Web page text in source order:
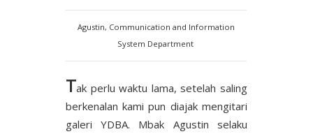
Agustin, Communication and Information
System Department
Tak perlu waktu lama, setelah saling
berkenalan kami pun diajak mengitari
galeri YDBA. Mbak Agustin selaku